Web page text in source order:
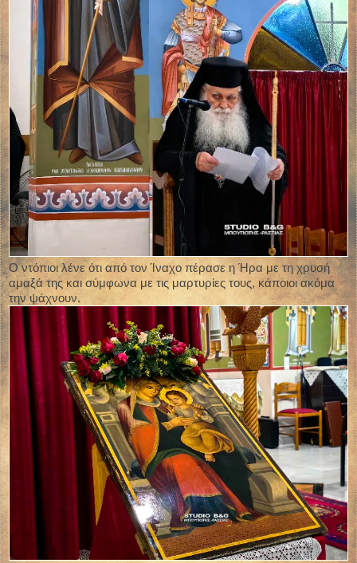
Ο ντόπιοι λένε ότι από τον Ίναχο πέρασε η Ήρα με τη χρυσή
αμαξά της και σύμφωνα με τις μαρτυρίες τους, κάποιοι ακόμα
την ψάχνουν.